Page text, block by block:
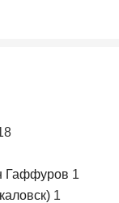
Гаффуров 1
1